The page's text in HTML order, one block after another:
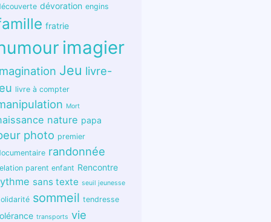
dévoration engins
fratrie
imagier
Jeu livre-
livre à compter
Mort
nature papa
photo premier
randonnée
parent enfant Rencontre
sans texte seuil jeunesse
sommeil tendresse
transports vie